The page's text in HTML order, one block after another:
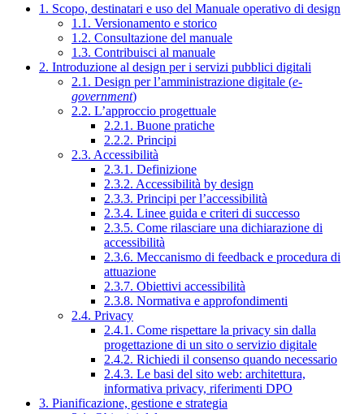
1. Scopo, destinatari e uso del Manuale operativo di design
1.1. Versionamento e storico
1.2. Consultazione del manuale
1.3. Contribuisci al manuale
2. Introduzione al design per i servizi pubblici digitali
2.1. Design per l’amministrazione digitale (e-
government)
2.2. L’approccio progettuale
2.2.1. Buone pratiche
2.2.2. Principi
2.3. Accessibilità
2.3.1. Definizione
2.3.2. Accessibilità by design
2.3.3. Principi per l’accessibilità
2.3.4. Linee guida e criteri di successo
2.3.5. Come rilasciare una dichiarazione di
accessibilità
2.3.6. Meccanismo di feedback e procedura di
attuazione
2.3.7. Obiettivi accessibilità
2.3.8. Normativa e approfondimenti
2.4. Privacy
2.4.1. Come rispettare la privacy sin dalla
progettazione di un sito o servizio digitale
2.4.2. Richiedi il consenso quando necessario
2.4.3. Le basi del sito web: architettura,
informativa privacy, riferimenti DPO
3. Pianificazione, gestione e strategia